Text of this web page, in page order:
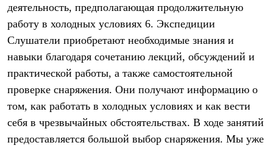
Брюки
Жилеты
Утепленная синтетикой
Куртки
Брюки
Штормовая одежда
Софтшелл одежда
Куртки
Брюки
Лёгкая одежда
Рубашки
деятельность, предполагающая продолжительную
работу в холодных условиях 6. Экспедиции
Слушатели приобретают необходимые знания и
навыки благодаря сочетанию лекций, обсуждений и
практической работы, а также самостоятельной
проверке снаряжения. Они получают информацию о
том, как работать в холодных условиях и как вести
себя в чрезвычайных обстоятельствах. В ходе занятий
предоставляется большой выбор снаряжения. Мы уже